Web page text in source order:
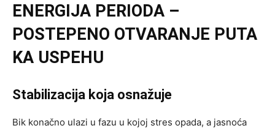
ENERGIJA PERIODA –
POSTEPENO OTVARANJE PUTA
KA USPEHU
Stabilizacija koja osnažuje
Bik konačno ulazi u fazu u kojoj stres opada, a jasnoća